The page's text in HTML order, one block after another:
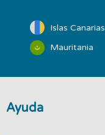
Islas Canarias
Mauritania
Ayuda